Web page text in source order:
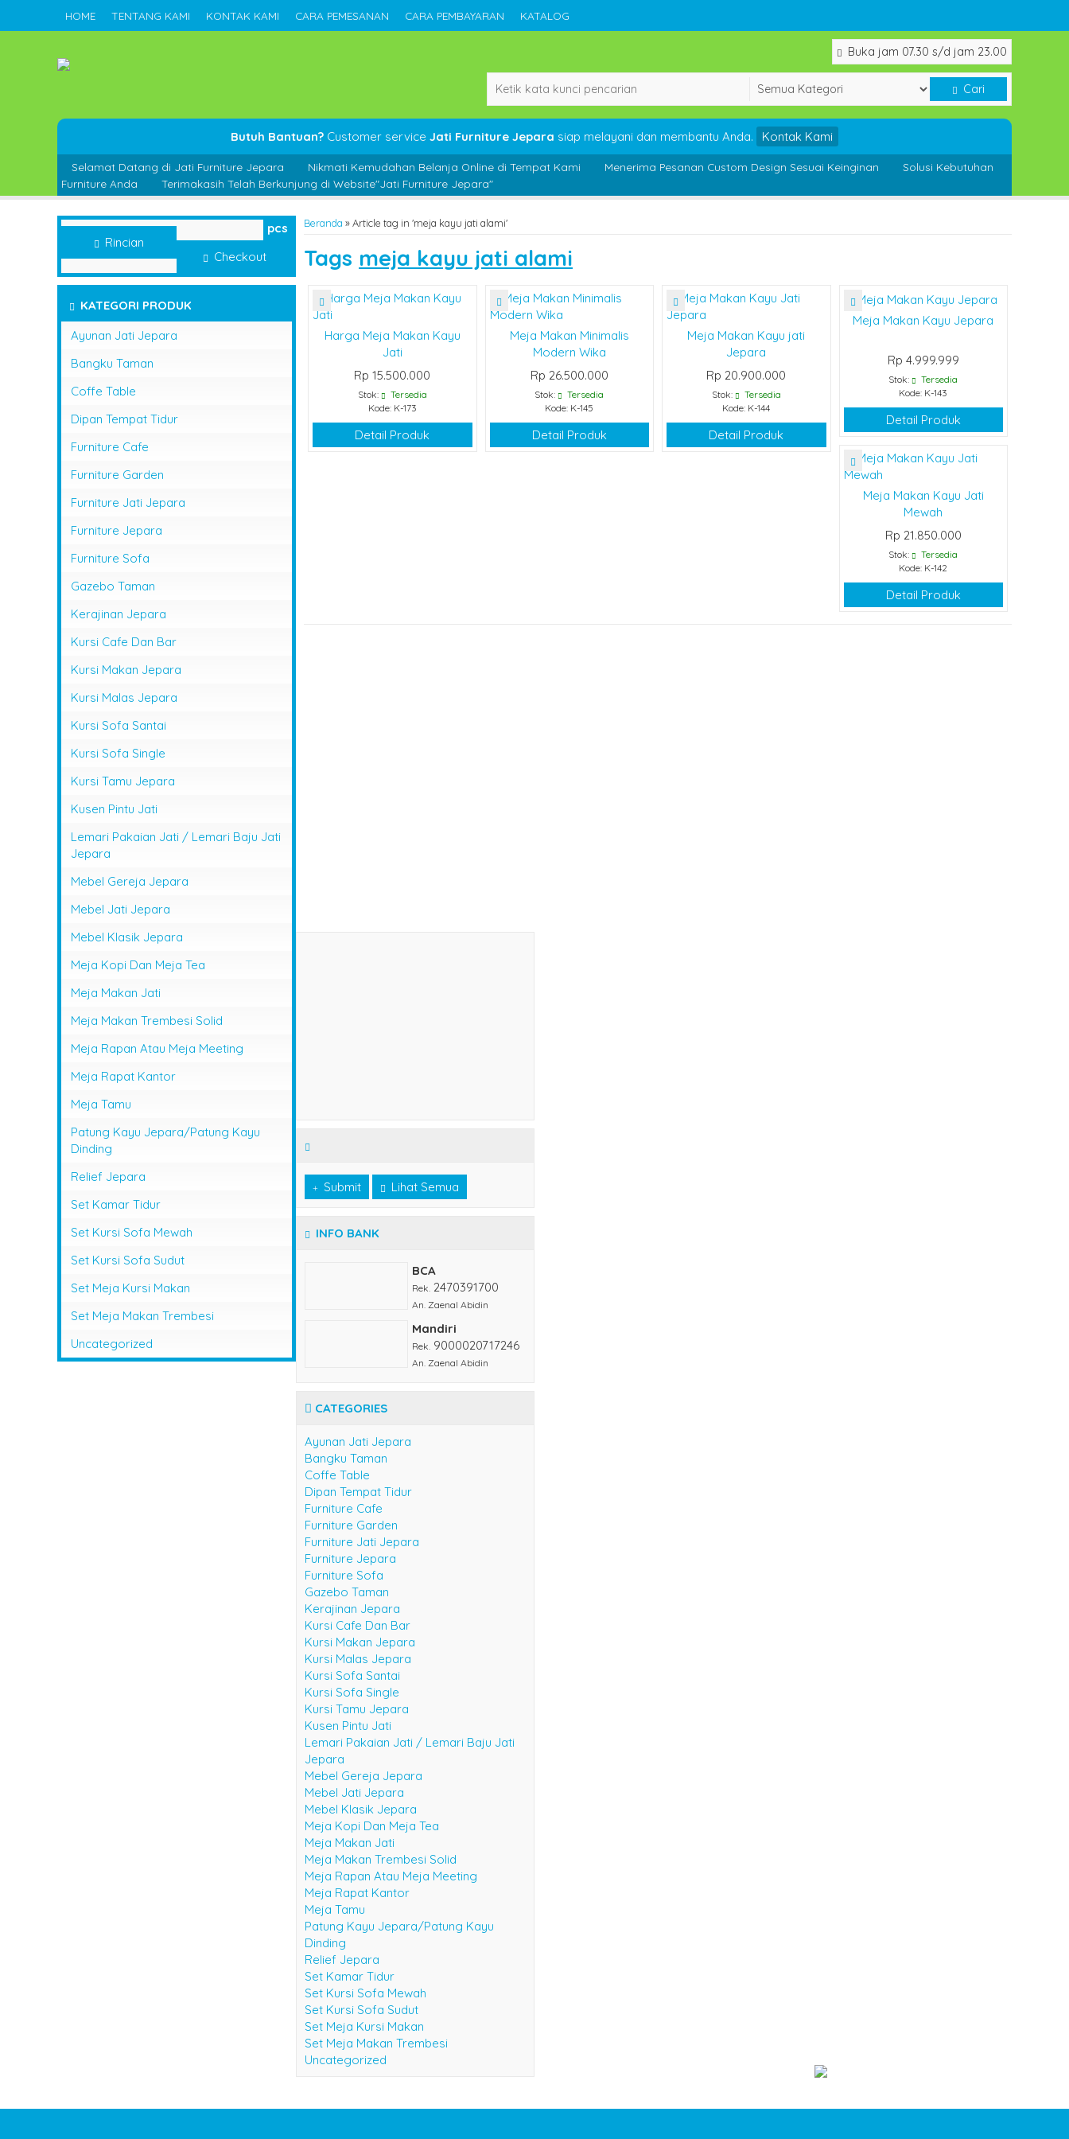
HOME TENTANG KAMI KONTAK KAMI CARA PEMESANAN CARA PEMBAYARAN KATALOG
Buka jam 07.30 s/d jam 23.00
Cari
Butuh Bantuan? Customer service Jati Furniture Jepara siap melayani dan membantu Anda. Kontak Kami
Selamat Datang di Jati Furniture Jepara Nikmati Kemudahan Belanja Online di Tempat Kami Menerima Pesanan Custom Design Sesuai Keinginan
Solusi Kebutuhan
Furniture Anda
Terimakasih Telah Berkunjung di Website"Jati Furniture Jepara"
Beranda »Article tag in 'meja kayu jati alami'
Tags meja kayu jati alami
Harga Meja Makan Kayu
Jati
Rp 15.500.000
Stok:
Tersedia
Kode: K-173
Detail Produk
Meja Makan Minimalis
Modern Wika
Rp 26.500.000
Stok:
Tersedia
Kode: K-145
Detail Produk
Meja Makan Kayu jati
Jepara
Rp 20.900.000
Stok:
Tersedia
Kode: K-144
Detail Produk
Meja Makan Kayu Jepara
Rp 4.999.999
Stok:
Tersedia
Kode: K-143
Detail Produk
Meja Makan Kayu Jati
Mewah
Rp 21.850.000
Stok:
Tersedia
Kode: K-142
Detail Produk
pcs
Rincian
Checkout
KATEGORI PRODUK
Ayunan Jati Jepara
Bangku Taman
Coffe Table
Dipan Tempat Tidur
Furniture Cafe
Furniture Garden
Furniture Jati Jepara
Furniture Jepara
Furniture Sofa
Gazebo Taman
Kerajinan Jepara
Kursi Cafe Dan Bar
Kursi Makan Jepara
Kursi Malas Jepara
Kursi Sofa Santai
Kursi Sofa Single
Kursi Tamu Jepara
Kusen Pintu Jati
Lemari Pakaian Jati / Lemari Baju Jati
Jepara
Mebel Gereja Jepara
Mebel Jati Jepara
Mebel Klasik Jepara
Meja Kopi Dan Meja Tea
Meja Makan Jati
Meja Makan Trembesi Solid
Meja Rapan Atau Meja Meeting
Meja Rapat Kantor
Meja Tamu
Patung Kayu Jepara/Patung Kayu
Dinding
Relief Jepara
Set Kamar Tidur
Set Kursi Sofa Mewah
Set Kursi Sofa Sudut
Set Meja Kursi Makan
Set Meja Makan Trembesi
Uncategorized
Submit Lihat Semua
INFO BANK
BCA
Rek. 2470391700
An. Zaenal Abidin
Mandiri
Rek. 9000020717246
An. Zaenal Abidin
CATEGORIES
Ayunan Jati Jepara
Bangku Taman
Coffe Table
Dipan Tempat Tidur
Furniture Cafe
Furniture Garden
Furniture Jati Jepara
Furniture Jepara
Furniture Sofa
Gazebo Taman
Kerajinan Jepara
Kursi Cafe Dan Bar
Kursi Makan Jepara
Kursi Malas Jepara
Kursi Sofa Santai
Kursi Sofa Single
Kursi Tamu Jepara
Kusen Pintu Jati
Lemari Pakaian Jati / Lemari Baju Jati
Jepara
Mebel Gereja Jepara
Mebel Jati Jepara
Mebel Klasik Jepara
Meja Kopi Dan Meja Tea
Meja Makan Jati
Meja Makan Trembesi Solid
Meja Rapan Atau Meja Meeting
Meja Rapat Kantor
Meja Tamu
Patung Kayu Jepara/Patung Kayu
Dinding
Relief Jepara
Set Kamar Tidur
Set Kursi Sofa Mewah
Set Kursi Sofa Sudut
Set Meja Kursi Makan
Set Meja Makan Trembesi
Uncategorized